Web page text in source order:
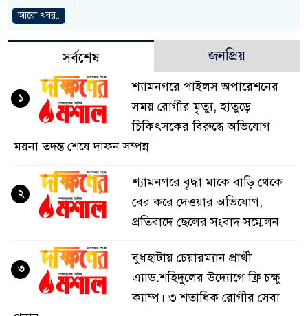
আরো খবর..
সর্বশেষ জনপ্রিয়
শ্যামনগরে পাইলস অপারেশনের
সময় রোগীর মৃত্যু, হাতুড়ে
চিকিৎসকের বিরুদ্ধে অভিযোগ
ময়না তদন্ত শেষে দাফন সম্পন্ন
১
শ্যামনগরে বৃদ্ধা মাকে বাড়ি থেকে
বের করে দেওয়ার অভিযোগ,
প্রতিবাদে ছেলের সংবাদ সম্মেলন
২
বুধহাটায় চেয়ারম্যান প্রার্থী
এ্যাড.শহিদুলের উদ্যোগে ফ্রি চক্ষু
ক্যাম্প। ৩ শতাধিক রোগীর সেবা
৩